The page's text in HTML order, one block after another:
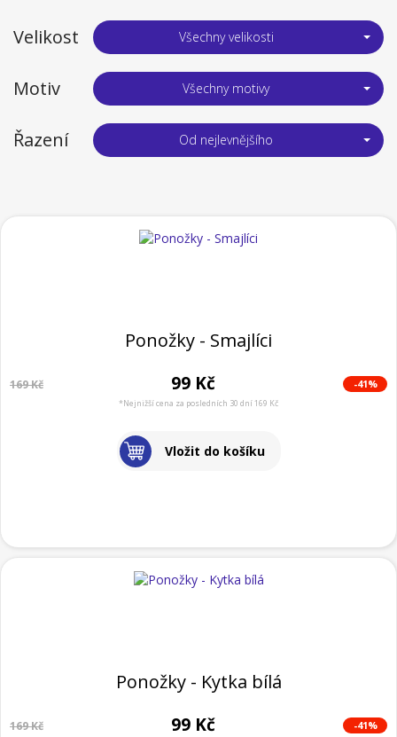
Velikost Všechny velikosti
Motiv Všechny motivy
Řazení Od nejlevnějšího
Ponožky - Smajlíci
169 Kč 99 Kč -41%
*Nejnižší cena za posledních 30 dní 169 Kč
Vložit do košíku
Ponožky - Kytka bílá
169 Kč 99 Kč -41%